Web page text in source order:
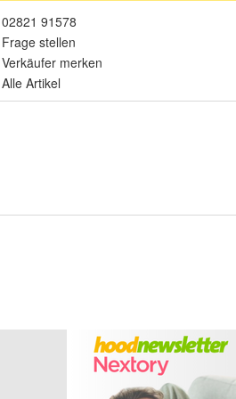
02821 91578
Frage stellen
Verkäufer merken
Alle Artikel